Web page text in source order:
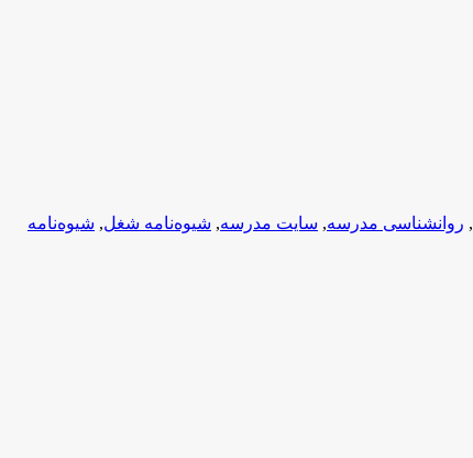
, روانشناسی مدرسه, سایت مدرسه, شیوه‌نامه شغل, شیوه‌نامه